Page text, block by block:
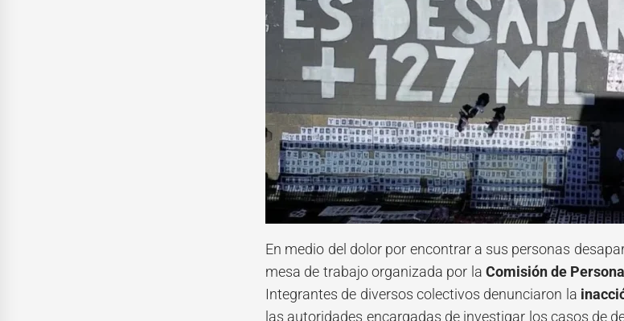
En medio del dolor por encontrar a sus personas
mesa de trabajo organizada por la Comisión de
Integrantes de diversos colectivos denunciaron la
las autoridades encargadas de investigar los casos de